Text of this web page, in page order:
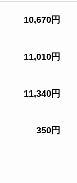
10,670円
11,010円
11,340円
350円